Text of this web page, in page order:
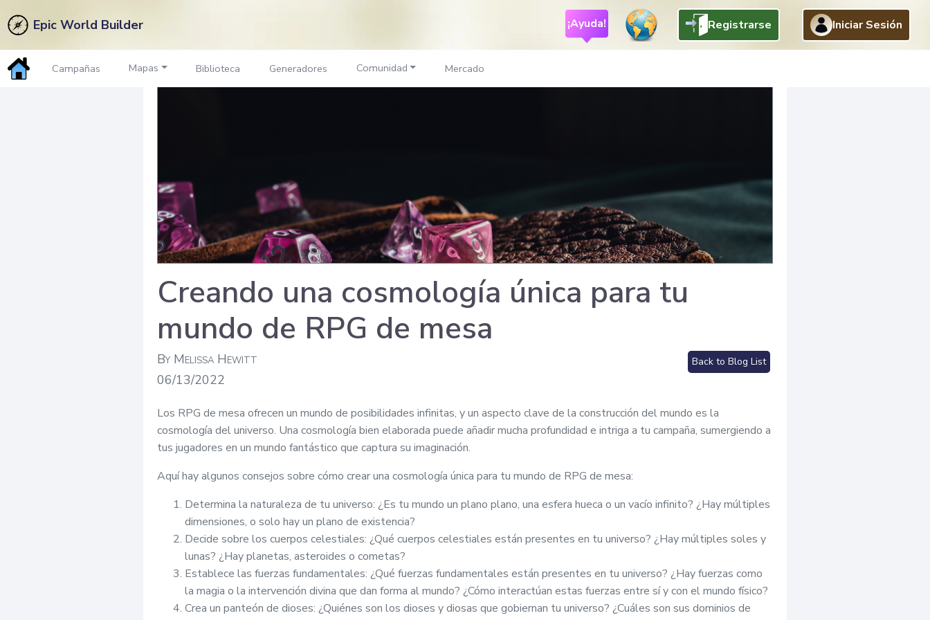
Epic World Builder ¡Ayuda! Registrarse Iniciar Sesión
Campañas Mapas Biblioteca Generadores Comunidad Mercado
Creando una cosmología única para tu
mundo de RPG de mesa
By Melissa Hewitt
06/13/2022
Back to Blog List
Los RPG de mesa ofrecen un mundo de posibilidades infinitas, y un aspecto clave de la construcción del mundo es la
cosmología del universo. Una cosmología bien elaborada puede añadir mucha profundidad e intriga a tu campaña, sumergiendo a
tus jugadores en un mundo fantástico que captura su imaginación.
Aquí hay algunos consejos sobre cómo crear una cosmología única para tu mundo de RPG de mesa:
Determina la naturaleza de tu universo: ¿Es tu mundo un plano plano, una esfera hueca o un vacío infinito? ¿Hay múltiples
dimensiones, o solo hay un plano de existencia?
Decide sobre los cuerpos celestiales: ¿Qué cuerpos celestiales están presentes en tu universo? ¿Hay múltiples soles y
lunas? ¿Hay planetas, asteroides o cometas?
Establece las fuerzas fundamentales: ¿Qué fuerzas fundamentales están presentes en tu universo? ¿Hay fuerzas como
la magia o la intervención divina que dan forma al mundo? ¿Cómo interactúan estas fuerzas entre sí y con el mundo físico?
Crea un panteón de dioses: ¿Quiénes son los dioses y diosas que gobiernan tu universo? ¿Cuáles son sus dominios de